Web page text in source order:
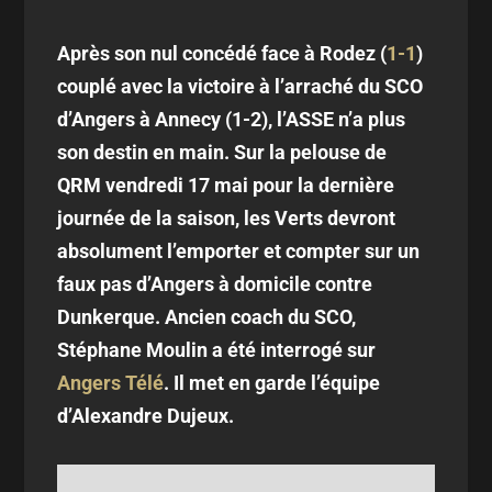
Après son nul concédé face à Rodez (1-1)
couplé avec la victoire à l’arraché du SCO
d’Angers à Annecy (1-2), l’ASSE n’a plus
son destin en main. Sur la pelouse de
QRM vendredi 17 mai pour la dernière
journée de la saison, les Verts devront
absolument l’emporter et compter sur un
faux pas d’Angers à domicile contre
Dunkerque. Ancien coach du SCO,
Stéphane Moulin a été interrogé sur
Angers Télé. Il met en garde l’équipe
d’Alexandre Dujeux.